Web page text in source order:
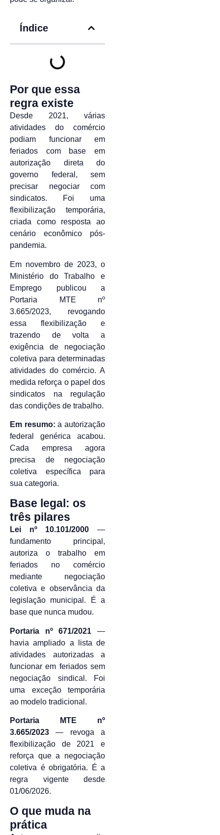
Índice
Por que essa
regra existe
Desde 2021, várias
atividades do comércio
podiam funcionar em
feriados com base em
autorização direta do
governo federal, sem
precisar negociar com
sindicatos. Foi uma
flexibilização temporária,
criada como resposta ao
cenário econômico pós-
pandemia.
Em novembro de 2023, o
Ministério do Trabalho e
Emprego publicou a
Portaria MTE nº
3.665/2023, revogando
essa flexibilização e
trazendo de volta a
exigência de negociação
coletiva para determinadas
atividades do comércio. A
medida reforça o papel dos
sindicatos na regulação
das condições de trabalho.
Em resumo: a autorização
federal genérica acabou.
Cada empresa agora
precisa de negociação
coletiva específica para
sua categoria.
Base legal: os
três pilares
Lei nº 10.101/2000 —
fundamento principal,
autoriza o trabalho em
feriados no comércio
mediante negociação
coletiva e observância da
legislação municipal. É a
base que nunca mudou.
Portaria nº 671/2021 —
havia ampliado a lista de
atividades autorizadas a
funcionar em feriados sem
negociação sindical. Foi
uma exceção temporária
ao modelo tradicional.
Portaria MTE nº
3.665/2023 — revoga a
flexibilização de 2021 e
reforça que a negociação
coletiva é obrigatória. É a
regra vigente desde
01/06/2026.
O que muda na
prática